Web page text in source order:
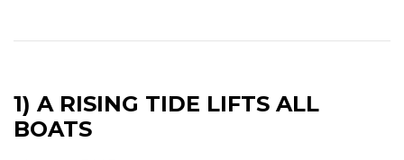
1) A RISING TIDE LIFTS ALL
BOATS